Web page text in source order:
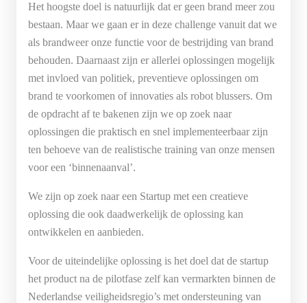
Het hoogste doel is natuurlijk dat er geen brand meer zou
bestaan. Maar we gaan er in deze challenge vanuit dat we
als brandweer onze functie voor de bestrijding van brand
behouden. Daarnaast zijn er allerlei oplossingen mogelijk
met invloed van politiek, preventieve oplossingen om
brand te voorkomen of innovaties als robot blussers. Om
de opdracht af te bakenen zijn we op zoek naar
oplossingen die praktisch en snel implementeerbaar zijn
ten behoeve van de realistische training van onze mensen
voor een ‘binnenaanval’.
We zijn op zoek naar een Startup met een creatieve
oplossing die ook daadwerkelijk de oplossing kan
ontwikkelen en aanbieden.
Voor de uiteindelijke oplossing is het doel dat de startup
het product na de pilotfase zelf kan vermarkten binnen de
Nederlandse veiligheidsregio’s met ondersteuning van